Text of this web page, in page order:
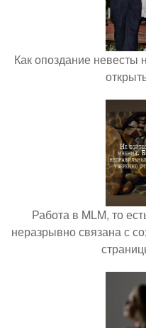
Как опоздание невесты
Работа в MLM, то
неразрывно связана с